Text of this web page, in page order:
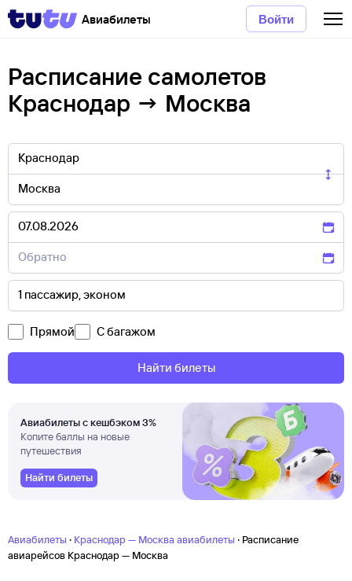
Авиабилеты Войти
Расписание самолетов
Краснодар → Москва
Прямой С багажом
Найти билеты
Авиабилеты с кешбэком 3%
Копите баллы на новые
путешествия
Найти билеты
Авиабилеты · Краснодар — Москва авиабилеты · Расписание
авиарейсов Краснодар — Москва